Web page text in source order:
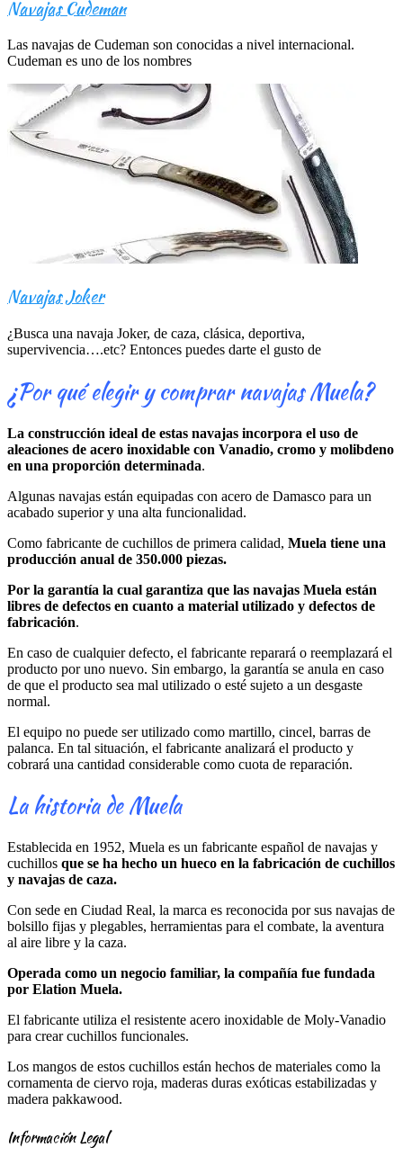
Navajas Cudeman
Las navajas de Cudeman son conocidas a nivel internacional.
Cudeman es uno de los nombres
Navajas Joker
¿Busca una navaja Joker, de caza, clásica, deportiva,
supervivencia….etc? Entonces puedes darte el gusto de
¿Por qué elegir y comprar navajas Muela?
La construcción ideal de estas navajas incorpora el uso de
aleaciones de acero inoxidable con Vanadio, cromo y molibdeno
en una proporción determinada.
Algunas navajas están equipadas con acero de Damasco para un
acabado superior y una alta funcionalidad.
Como fabricante de cuchillos de primera calidad, Muela tiene una
producción anual de 350.000 piezas.
Por la garantía la cual garantiza que las navajas Muela están
libres de defectos en cuanto a material utilizado y defectos de
fabricación.
En caso de cualquier defecto, el fabricante reparará o reemplazará el
producto por uno nuevo. Sin embargo, la garantía se anula en caso
de que el producto sea mal utilizado o esté sujeto a un desgaste
normal.
El equipo no puede ser utilizado como martillo, cincel, barras de
palanca. En tal situación, el fabricante analizará el producto y
cobrará una cantidad considerable como cuota de reparación.
La historia de Muela
Establecida en 1952, Muela es un fabricante español de navajas y
cuchillos que se ha hecho un hueco en la fabricación de cuchillos
y navajas de caza.
Con sede en Ciudad Real, la marca es reconocida por sus navajas de
bolsillo fijas y plegables, herramientas para el combate, la aventura
al aire libre y la caza.
Operada como un negocio familiar, la compañía fue fundada
por Elation Muela.
El fabricante utiliza el resistente acero inoxidable de Moly-Vanadio
para crear cuchillos funcionales.
Los mangos de estos cuchillos están hechos de materiales como la
cornamenta de ciervo roja, maderas duras exóticas estabilizadas y
madera pakkawood.
Información Legal